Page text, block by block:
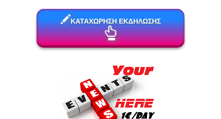
ΚΑΤΑΧΩΡΗΣΗ ΕΚΔΗΛΩΣΗΣ